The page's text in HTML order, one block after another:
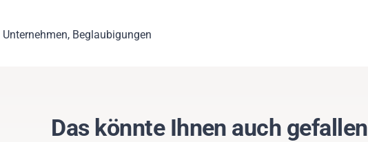
Beglaubigungen
Das könnte Ihnen auch gefallen